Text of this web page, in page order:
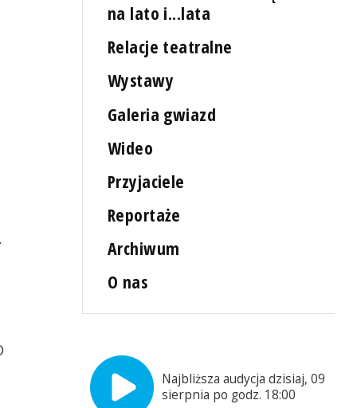
na lato i...lata
Relacje teatralne
Wystawy
Galeria gwiazd
Wideo
Przyjaciele
Reportaże
Archiwum
O nas
Najbliższa audycja dzisiaj, 09
sierpnia po godz. 18:00